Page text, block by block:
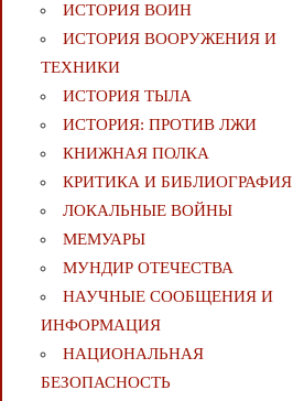
ИСТОРИЯ ВОИН
ИСТОРИЯ ВООРУЖЕНИЯ И
ТЕХНИКИ
ИСТОРИЯ ТЫЛА
ИСТОРИЯ: ПРОТИВ ЛЖИ
КНИЖНАЯ ПОЛКА
КРИТИКА И БИБЛИОГРАФИЯ
ЛОКАЛЬНЫЕ ВОЙНЫ
МЕМУАРЫ
МУНДИР ОТЕЧЕСТВА
НАУЧНЫЕ СООБЩЕНИЯ И
ИНФОРМАЦИЯ
НАЦИОНАЛЬНАЯ
БЕЗОПАСНОСТЬ